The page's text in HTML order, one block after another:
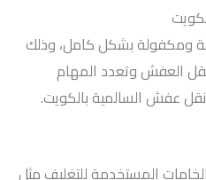
ومكفولة بشكل كامل، وذلك
العفش وتعدد المهام
عفش السالمية بالكويت.
المستخدمة للتغليف مثل